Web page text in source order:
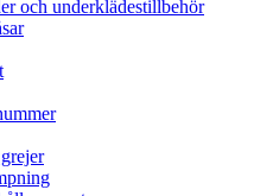
och underklädestillbehör